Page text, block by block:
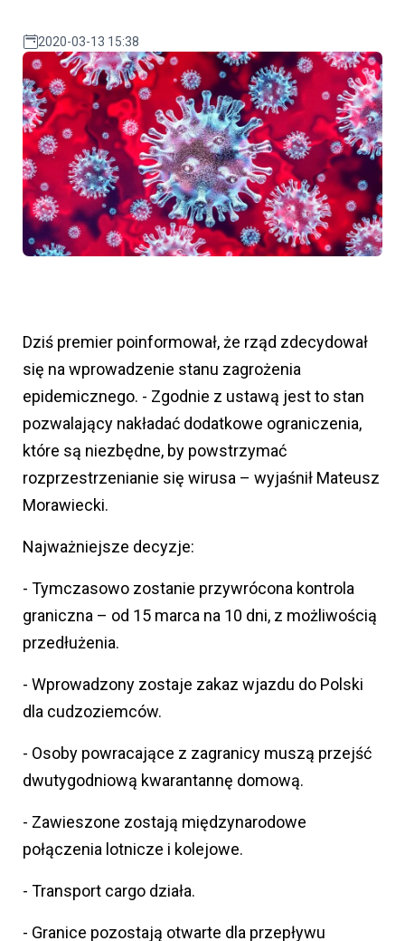
2020-03-13 15:38
Dziś premier poinformował, że rząd zdecydował
się na wprowadzenie stanu zagrożenia
epidemicznego. - Zgodnie z ustawą jest to stan
pozwalający nakładać dodatkowe ograniczenia,
które są niezbędne, by powstrzymać
rozprzestrzenianie się wirusa – wyjaśnił Mateusz
Morawiecki.
Najważniejsze decyzje:
- Tymczasowo zostanie przywrócona kontrola
graniczna – od 15 marca na 10 dni, z możliwością
przedłużenia.
- Wprowadzony zostaje zakaz wjazdu do Polski
dla cudzoziemców.
- Osoby powracające z zagranicy muszą przejść
dwutygodniową kwarantannę domową.
- Zawieszone zostają międzynarodowe
połączenia lotnicze i kolejowe.
- Transport cargo działa.
- Granice pozostają otwarte dla przepływu